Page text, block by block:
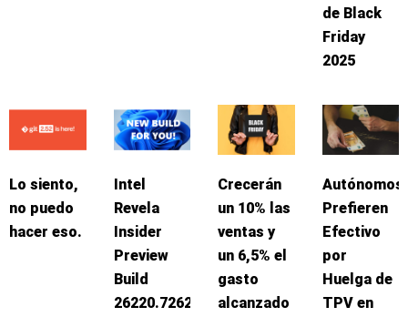
de Black
Friday
2025
Lo siento,
no puedo
hacer eso.
Intel
Revela
Insider
Preview
Build
26220.7262
Crecerán
un 10% las
ventas y
un 6,5% el
gasto
alcanzado
Autónomos
Prefieren
Efectivo
por
Huelga de
TPV en